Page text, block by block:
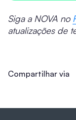
Siga a NOVA no
atualizações de